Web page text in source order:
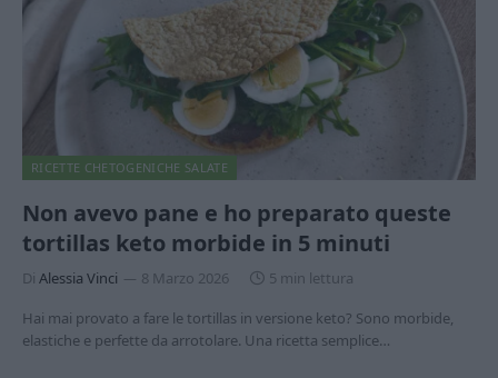
RICETTE CHETOGENICHE SALATE
Non avevo pane e ho preparato queste
tortillas keto morbide in 5 minuti
Di Alessia Vinci 8 Marzo 2026
5 min lettura
Hai mai provato a fare le tortillas in versione keto? Sono morbide,
elastiche e perfette da arrotolare. Una ricetta semplice…